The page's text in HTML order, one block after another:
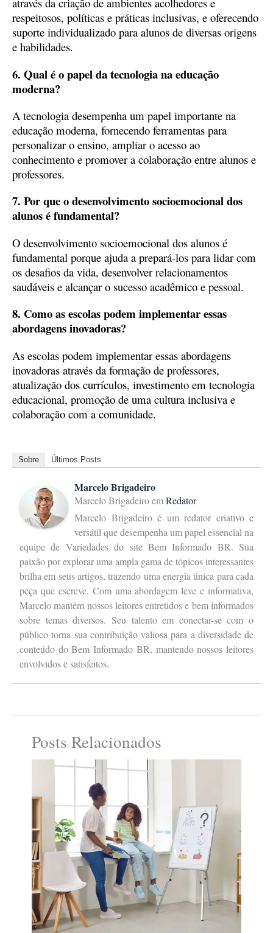
respeitosos, políticas e práticas inclusivas, e oferecendo
suporte individualizado para alunos de diversas origens
e habilidades.
6. Qual é o papel da tecnologia na educação
moderna?
A tecnologia desempenha um papel importante na
educação moderna, fornecendo ferramentas para
personalizar o ensino, ampliar o acesso ao
conhecimento e promover a colaboração entre alunos e
professores.
7. Por que o desenvolvimento socioemocional dos
alunos é fundamental?
O desenvolvimento socioemocional dos alunos é
fundamental porque ajuda a prepará-los para lidar com
os desafios da vida, desenvolver relacionamentos
saudáveis e alcançar o sucesso acadêmico e pessoal.
8. Como as escolas podem implementar essas
abordagens inovadoras?
As escolas podem implementar essas abordagens
inovadoras através da formação de professores,
atualização dos currículos, investimento em tecnologia
educacional, promoção de uma cultura inclusiva e
colaboração com a comunidade.
Sobre Últimos Posts
Marcelo Brigadeiro
Marcelo BrigadeiroemRedator
Marcelo Brigadeiro é um redator criativo e
versátil que desempenha um papel essencial na
equipe de Variedades do site Bem Informado BR. Sua
paixão por explorar uma ampla gama de tópicos interessantes
brilha em seus artigos, trazendo uma energia única para cada
peça que escreve. Com uma abordagem leve e informativa,
Marcelo mantém nossos leitores entretidos e bem informados
sobre temas diversos. Seu talento em conectar-se com o
público torna sua contribuição valiosa para a diversidade de
conteúdo do Bem Informado BR, mantendo nossos leitores
envolvidos e satisfeitos.
Posts Relacionados